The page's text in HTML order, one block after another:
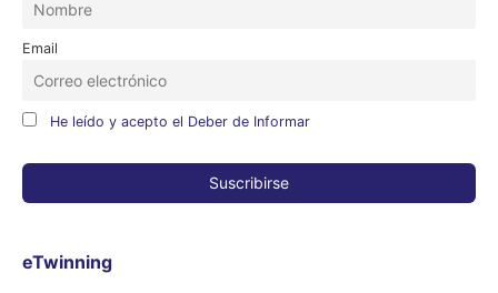
Email
He leído y acepto el Deber de Informar
eTwinning